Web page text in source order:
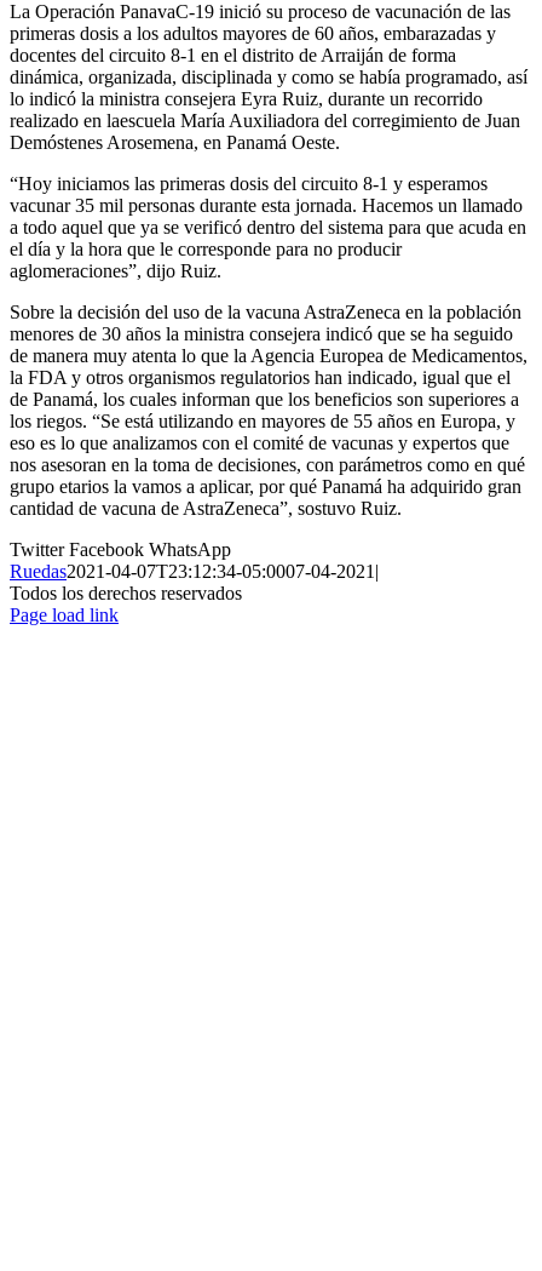
La Operación PanavaC-19 inició su proceso de vacunación de las
primeras dosis a los adultos mayores de 60 años, embarazadas y
docentes del circuito 8-1 en el distrito de Arraiján de forma
dinámica, organizada, disciplinada y como se había programado, así
lo indicó la ministra consejera Eyra Ruiz, durante un recorrido
realizado en laescuela María Auxiliadora del corregimiento de Juan
Demóstenes Arosemena, en Panamá Oeste.
“Hoy iniciamos las primeras dosis del circuito 8-1 y esperamos
vacunar 35 mil personas durante esta jornada. Hacemos un llamado
a todo aquel que ya se verificó dentro del sistema para que acuda en
el día y la hora que le corresponde para no producir
aglomeraciones”, dijo Ruiz.
Sobre la decisión del uso de la vacuna AstraZeneca en la población
menores de 30 años la ministra consejera indicó que se ha seguido
de manera muy atenta lo que la Agencia Europea de Medicamentos,
la FDA y otros organismos regulatorios han indicado, igual que el
de Panamá, los cuales informan que los beneficios son superiores a
los riegos. “Se está utilizando en mayores de 55 años en Europa, y
eso es lo que analizamos con el comité de vacunas y expertos que
nos asesoran en la toma de decisiones, con parámetros como en qué
grupo etarios la vamos a aplicar, por qué Panamá ha adquirido gran
cantidad de vacuna de AstraZeneca”, sostuvo Ruiz.
TwitterFacebook WhatsApp
Ruedas2021-04-07T23:12:34-05:0007-04-2021|
Todos los derechos reservados
Page load link